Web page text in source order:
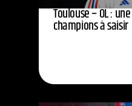
Toulouse – OL :
champions à saisir